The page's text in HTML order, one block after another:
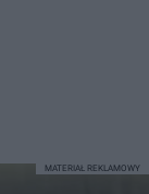
MATERIAŁ REKLAMOWY